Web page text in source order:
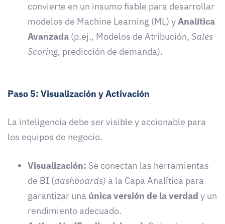
convierte en un insumo fiable para desarrollar
modelos de Machine Learning (ML) yAnalítica
Avanzada (p.ej., Modelos de Atribución, Sales
Scoring, predicción de demanda).
Paso 5: Visualización y Activación
La inteligencia debe ser visible y accionable para
los equipos de negocio.
Visualización: Se conectan las herramientas
de BI (dashboards) a la Capa Analítica para
garantizar una única versión de la verdad y un
rendimiento adecuado.